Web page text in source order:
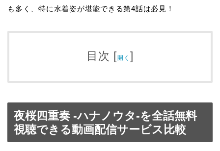
も多く、特に水着姿が堪能できる第4話は必見！
目次 [開く ]
夜桜四重奏 -ハナノウタ-を全話無料
視聴できる動画配信サービス比較